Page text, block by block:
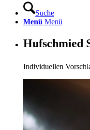
Suche
Menü Menü
Hufschmied
Individuellen